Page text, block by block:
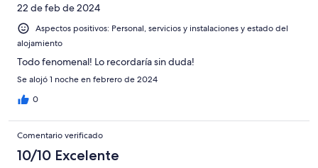
22 de feb de 2024
Aspectos positivos: Personal, servicios y instalaciones y estado del
alojamiento
Todo fenomenal! Lo recordaría sin duda!
Se alojó 1 noche en febrero de 2024
0
Comentario verificado
10/10 Excelente